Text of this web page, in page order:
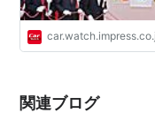
関連ブログ